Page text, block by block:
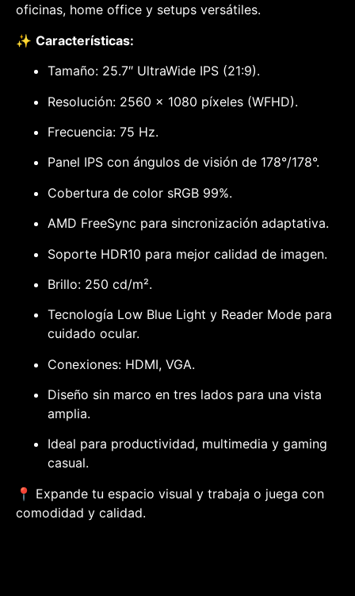
oficinas, home office y setups versátiles.
✨ Características:
Tamaño: 25.7″ UltraWide IPS (21:9).
Resolución: 2560 x 1080 píxeles (WFHD).
Frecuencia: 75 Hz.
Panel IPS con ángulos de visión de 178°/178°.
Cobertura de color sRGB 99%.
AMD FreeSync para sincronización adaptativa.
Soporte HDR10 para mejor calidad de imagen.
Brillo: 250 cd/m².
Tecnología Low Blue Light y Reader Mode para
cuidado ocular.
Conexiones: HDMI, VGA.
Diseño sin marco en tres lados para una vista
amplia.
Ideal para productividad, multimedia y gaming
casual.
📍 Expande tu espacio visual y trabaja o juega con
comodidad y calidad.